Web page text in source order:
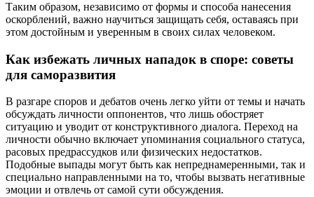
Таким образом, независимо от формы и способа нанесения
оскорблений, важно научиться защищать себя, оставаясь при
этом достойным и уверенным в своих силах человеком.
Как избежать личных нападок в споре: советы
для саморазвития
В разгаре споров и дебатов очень легко уйти от темы и начать
обсуждать личности оппонентов, что лишь обостряет
ситуацию и уводит от конструктивного диалога. Переход на
личности обычно включает упоминания социального статуса,
расовых предрассудков или физических недостатков.
Подобные выпады могут быть как непреднамеренными, так и
специально направленными на то, чтобы вызвать негативные
эмоции и отвлечь от самой сути обсуждения.